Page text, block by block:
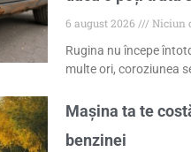
6 august 2026
Niciun
Rugina nu începe
multe ori, coroziunea
Mașina ta te
benzinei